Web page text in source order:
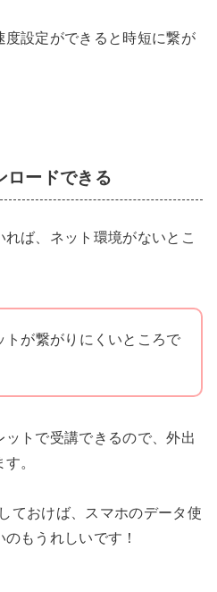
設定ができると時短に繋が
ロードできる
ば、ネット環境がないとこ
トが繋がりにくいところで
ットで受講できるので、外出
。
ておけば、スマホのデータ使
もうれしいです！